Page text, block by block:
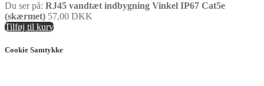
Du ser på: RJ45 vandtæt indbygning Vinkel IP67 Cat5e
(skærmet) 57,00 DKK
Tilføj til kurv
Cookie Samtykke